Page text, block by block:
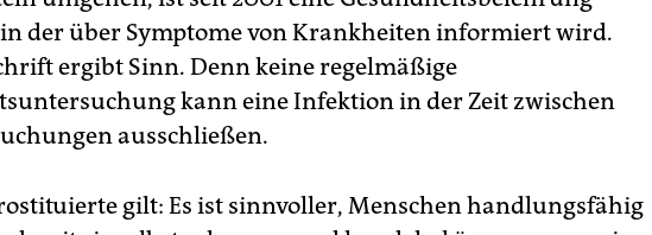
der über Symptome von Krankheiten informiert wird.
ergibt Sinn. Denn keine regelmäßige
kann eine Infektion in der Zeit zwischen
ausschließen.
gilt: Es ist sinnvoller, Menschen handlungsfähig